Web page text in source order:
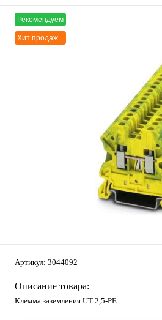
Рекомендуем
Хит продаж
Артикул: 3044092
Описание товара:
Клемма заземления UT 2,5-PE